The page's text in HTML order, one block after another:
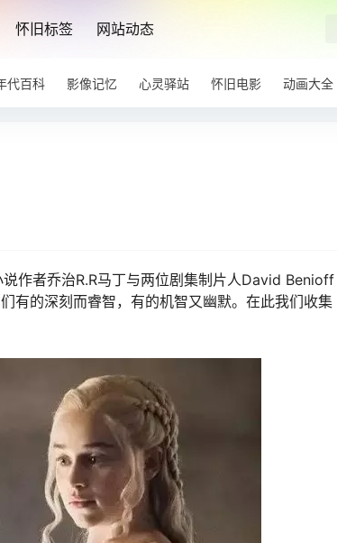
怀旧标签 网站动态
代百科 影像记忆 心灵驿站 怀旧电影 动画大全
作者乔治R.R马丁与两位剧集制片人David Benioff
有的深刻而睿智，有的机智又幽默。在此我们收集